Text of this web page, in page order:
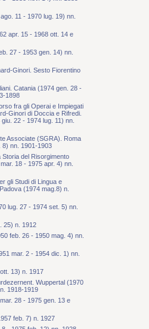
11 - 1970 lug. 19) nn.
apr. 15 - 1968 ott. 14 e
27 - 1953 gen. 14) nn.
Ginori. Sesto Fiorentino
Catania (1974 gen. 28 -
1898
fra gli Operai e Impiegati
Ginori di Doccia e Rifredi.
22 - 1974 lug. 11) nn.
Associate (SGRA). Roma
8) nn. 1901-1903
del Risorgimento
18 - 1975 apr. 4) nn.
gli Studi di Lingua e
(1974 mag.8) n.
lug. 27 - 1974 set. 5) nn.
25) n. 1912
feb. 26 - 1950 mag. 4) nn.
mar. 2 - 1954 dic. 1) nn.
13) n. 1917
Wuppertal (1970
1918-1919
28 - 1975 gen. 13 e
feb. 7) n. 1927